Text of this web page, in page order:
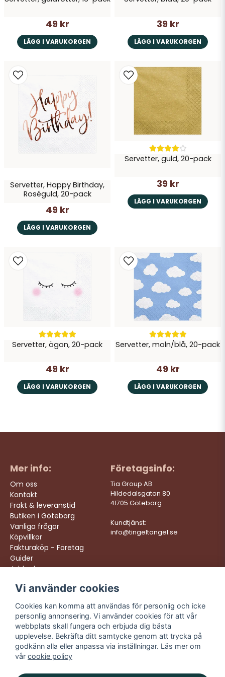
49 kr
LÄGG I VARUKORGEN
39 kr
LÄGG I VARUKORGEN
Servetter, Happy Birthday,
Roséguld, 20-pack
49 kr
LÄGG I VARUKORGEN
Servetter, guld, 20-pack
39 kr
LÄGG I VARUKORGEN
Servetter, ögon, 20-pack
49 kr
LÄGG I VARUKORGEN
Servetter, moln/blå, 20-pack
49 kr
LÄGG I VARUKORGEN
Mer info:
Om oss
Kontakt
Frakt & leveranstid
Butiken i Göteborg
Vanliga frågor
Köpvillkor
Fakturaköp - Företag
Guider
Jobba hos oss
Företagsinfo:
Tia Group AB
Hildedalsgatan 80
41705 Göteborg
Kundtjänst:
info@tingeltangel.se
Följ oss:
Instagram
Facebook
TikTok
YouTube
Vi levererar:
Snabba leveranser
Trygga köp
Fri frakt över 499:-
Trevlig kundtjänst
Vi använder cookies
Cookies kan komma att användas för personlig och icke
personlig annonsering. Vi använder cookies för att vår
webbplats skall fungera och erbjuda dig bästa
upplevelse. Bekräfta ditt samtycke genom att trycka på
godkänn alla eller anpassa via inställningar. Läs mer om
vår cookie policy